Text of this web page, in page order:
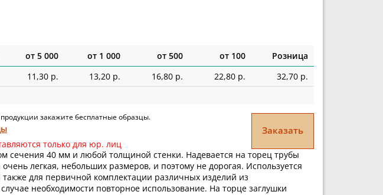
от 5 000 от 1 000 от 500 от 100
Розница
11,30 р. 13,20 р. 16,80 р. 22,80 р.
32,70 р.
закажите бесплатные образцы.
только для юр. лиц
Заказать
сечения 40 мм и любой толщиной стенки. Надевается на торец трубы
легкая, небольших размеров, и поэтому не дорогая. Используется
для первичной комплектации различных изделий из
необходимости повторное использование. На торце заглушки